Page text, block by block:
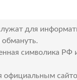
для
символика РФ
официальным